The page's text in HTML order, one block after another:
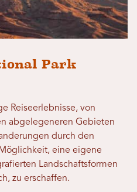
Park
Reiseerlebnisse, von
abgelegeneren Gebieten
durch den
eine eigene
Landschaftsformen
zu erschaffen.